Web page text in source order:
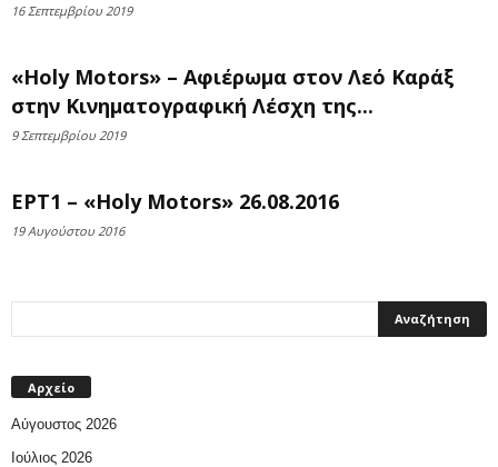
16 Σεπτεμβρίου 2019
«Holy Motors» – Αφιέρωμα στον Λεό Καράξ
στην Κινηματογραφική Λέσχη της...
9 Σεπτεμβρίου 2019
ΕΡΤ1 – «Holy Motors» 26.08.2016
19 Αυγούστου 2016
Αρχείο
Αύγουστος 2026
Ιούλιος 2026